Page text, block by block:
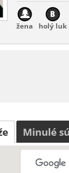
žena holý luk
Minulé